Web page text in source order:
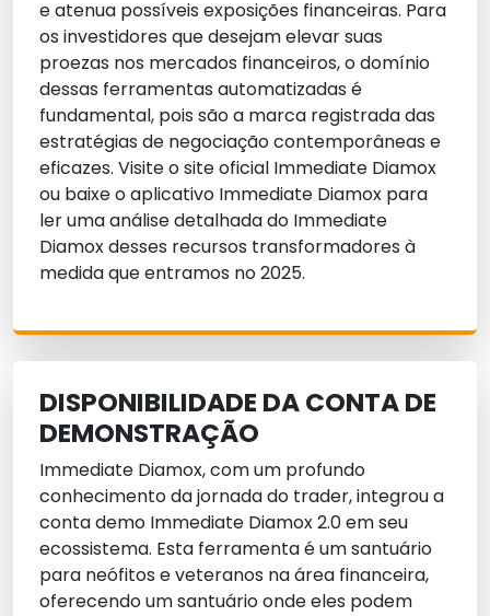
e atenua possíveis exposições financeiras. Para
os investidores que desejam elevar suas
proezas nos mercados financeiros, o domínio
dessas ferramentas automatizadas é
fundamental, pois são a marca registrada das
estratégias de negociação contemporâneas e
eficazes. Visite o site oficial Immediate Diamox
ou baixe o aplicativo Immediate Diamox para
ler uma análise detalhada do Immediate
Diamox desses recursos transformadores à
medida que entramos no 2025.
DISPONIBILIDADE DA CONTA DE
DEMONSTRAÇÃO
Immediate Diamox, com um profundo
conhecimento da jornada do trader, integrou a
conta demo Immediate Diamox 2.0 em seu
ecossistema. Esta ferramenta é um santuário
para neófitos e veteranos na área financeira,
oferecendo um santuário onde eles podem